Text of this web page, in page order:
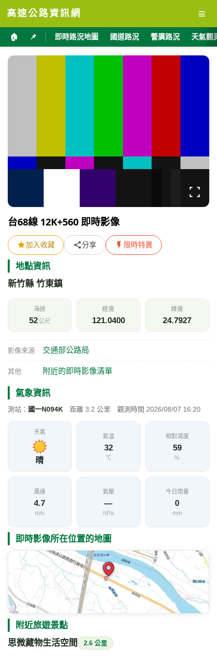
高速公路資訊網 ≡
🏠 📌 即時路況地圖 國道路況 警廣路況 天氣觀
台68線 12K+560 即時影像
加入收藏 分享 限時特賣
地點資訊
新竹縣 竹東鎮
海拔
52公尺
經度
121.0400
緯度
24.7927
影像來源 交通部公路局
其他 附近的即時影像清單
氣象資訊
測站： 國一N094K 距離 3.2 公里 觀測時間 2026/08/07 16:20
天氣
晴
氣溫
32
℃
相對濕度
59
%
風速
4.7
m/s
氣壓
—
hPa
今日雨量
0
mm
即時影像所在位置的地圖
附近旅遊景點
思微藏物生活空間 2.6 公里